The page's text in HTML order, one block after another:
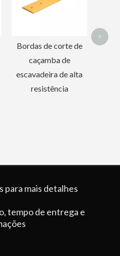
>
para mais detalhes
tempo de entrega e